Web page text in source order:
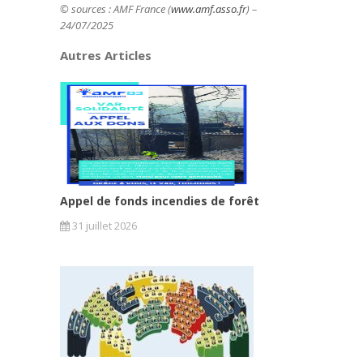
© sources : AMF France (www.amf.asso.fr) –
24/07/2025
Autres Articles
Appel de fonds incendies de forêt
31 juillet 2026